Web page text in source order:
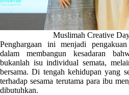
Muslimah Creative
Penghargaan ini menjadi
dalam membangun kesadaran
bukanlah isu individual semata,
bersama. Di tengah kehidupan yang
terhadap sesama terutama para ibu
dibutuhkan.